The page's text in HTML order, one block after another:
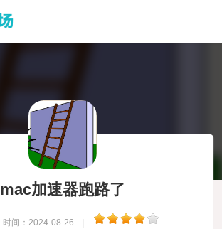
mac加速器跑路了
时间：2024-08-26